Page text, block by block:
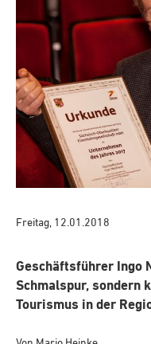
Freitag, 12.01.2018
Geschäftsführer Ingo
Schmalspur, sondern
Tourismus in der